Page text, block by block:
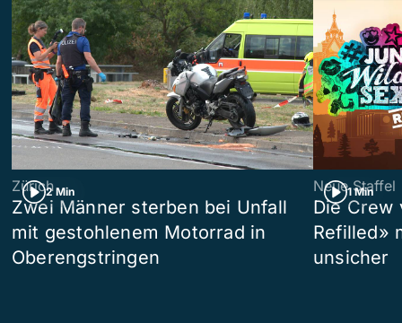
2 Min
Zürich
Zwei Männer sterben bei Unfall
mit gestohlenem Motorrad in
Oberengstringen
1 Min
Neue Staffel
Die Crew
Refilled»
unsicher